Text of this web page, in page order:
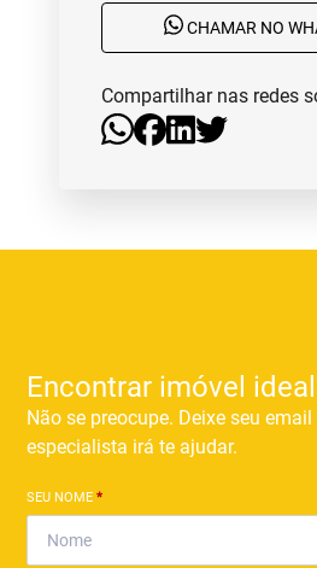
CHAMAR NO
Compartilhar nas redes
Encontrar imóvel
Não se preocupe. Deixe seu
especialista irá te ajudar.
SEU NOME*